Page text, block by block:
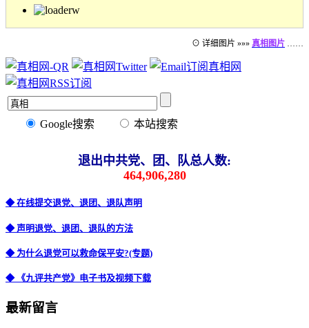
⊙ 详细图片 »»» 真相图片 ……
Google搜索 本站搜索
退出中共党、团、队总人数:
464,906,280
◆ 在线提交退党、退团、退队声明
◆ 声明退党、退团、退队的方法
◆ 为什么退党可以救命保平安?(专题)
◆ 《九评共产党》电子书及视频下载
最新留言